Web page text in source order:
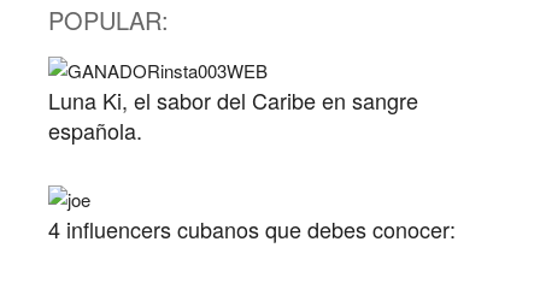
POPULAR:
Luna Ki, el sabor del Caribe en sangre
española.
4 influencers cubanos que debes conocer: